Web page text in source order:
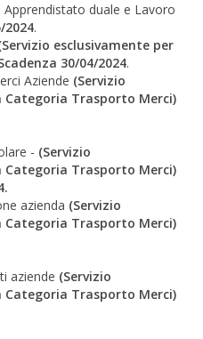
Apprendistato duale e Lavoro
2024.
esclusivamente per
30/04/2024.
Aziende (Servizio
Categoria Trasporto Merci)
- (Servizio
Categoria Trasporto Merci)
azienda (Servizio
Categoria Trasporto Merci)
aziende (Servizio
Categoria Trasporto Merci)